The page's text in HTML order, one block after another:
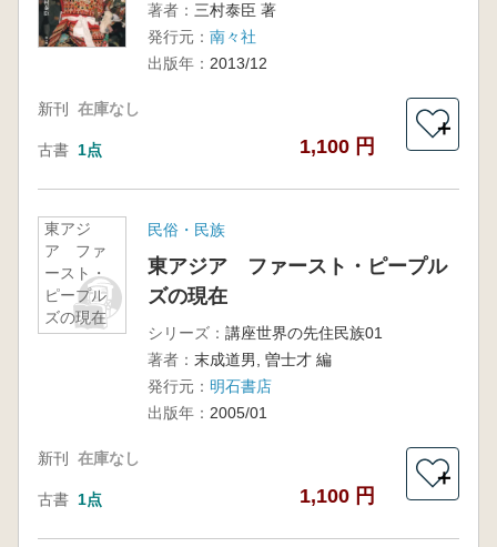
著者： 三村泰臣 著
発行元： 南々社
出版年： 2013/12
新刊 在庫なし
古書 1点 1,100 円
＋
東アジ
ア ファ
ースト・
ピープル
ズの現在
民俗・民族
東アジア ファースト・ピープル
ズの現在
シリーズ： 講座世界の先住民族01
著者： 末成道男, 曽士才 編
発行元： 明石書店
出版年： 2005/01
新刊 在庫なし
古書 1点 1,100 円
＋